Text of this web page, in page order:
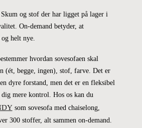
Skum og stof der har ligget på lager i
On-demand betyder, at
helt nye.
hvordan sovesofaen skal
(ét, begge, ingen), stof, farve. Det er
dyre forstand, men det er en fleksibel
mere kontrol. Hos os kan du
som sovesofa med chaiselong,
300 stoffer, alt sammen on-demand.